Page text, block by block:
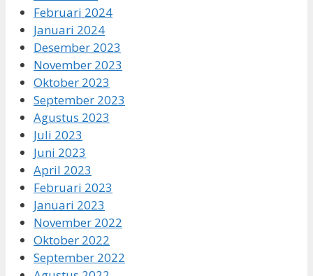
Februari 2024
Januari 2024
Desember 2023
November 2023
Oktober 2023
September 2023
Agustus 2023
Juli 2023
Juni 2023
April 2023
Februari 2023
Januari 2023
November 2022
Oktober 2022
September 2022